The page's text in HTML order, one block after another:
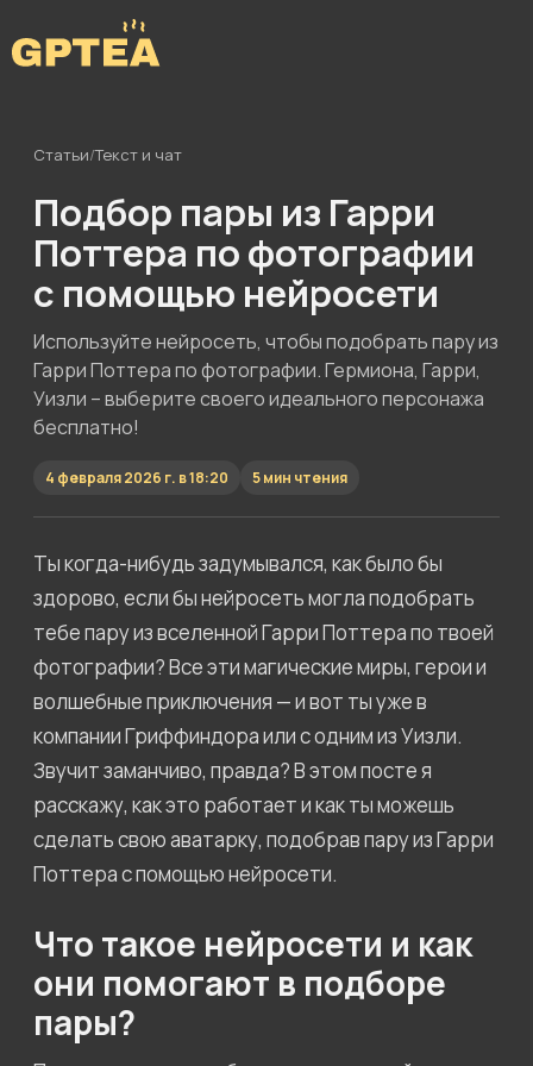
Статьи/Текст и чат
Подбор пары из Гарри
Поттера по фотографии
с помощью нейросети
Используйте нейросеть, чтобы подобрать пару из
Гарри Поттера по фотографии. Гермиона, Гарри,
Уизли – выберите своего идеального персонажа
бесплатно!
4 февраля 2026 г. в 18:20 5 мин чтения
Ты когда-нибудь задумывался, как было бы
здорово, если бы нейросеть могла подобрать
тебе пару из вселенной Гарри Поттера по твоей
фотографии? Все эти магические миры, герои и
волшебные приключения — и вот ты уже в
компании Гриффиндора или с одним из Уизли.
Звучит заманчиво, правда? В этом посте я
расскажу, как это работает и как ты можешь
сделать свою аватарку, подобрав пару из Гарри
Поттера с помощью нейросети.
Что такое нейросети и как
они помогают в подборе
пары?